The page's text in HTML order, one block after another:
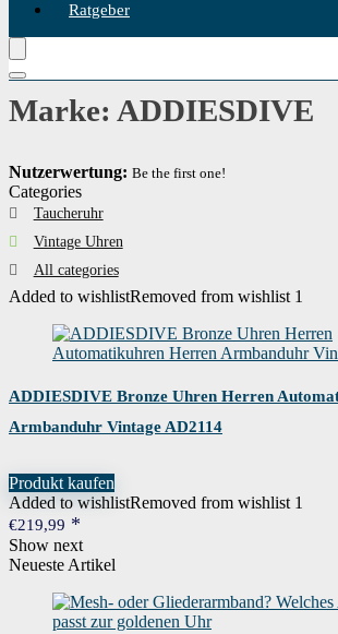
Ratgeber
Marke: ADDIESDIVE
Nutzerwertung: Be the first one!
Categories
Taucheruhr
Vintage Uhren
All categories
Added to wishlistRemoved from wishlist 1
ADDIESDIVE Bronze Uhren Herren
Armbanduhr Vintage AD2114
Produkt kaufen
Added to wishlistRemoved from wishlist 1
€219,99
Show next
Neueste Artikel